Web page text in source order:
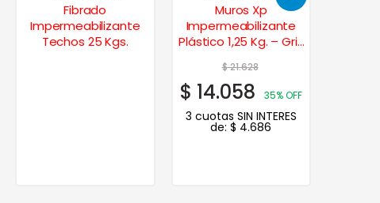
Fibrado
Impermeabilizante
Techos 25 Kgs.
Muros Xp
Impermeabilizante
Plástico 1,25 Kg. – Gris
$21.628
$ 14.058 35% OFF
3 cuotas SIN INTERES
de:$ 4.686